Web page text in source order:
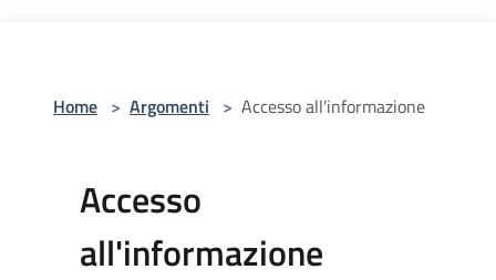
Home > Argomenti > Accesso all'informazione
Accesso
all'informazione